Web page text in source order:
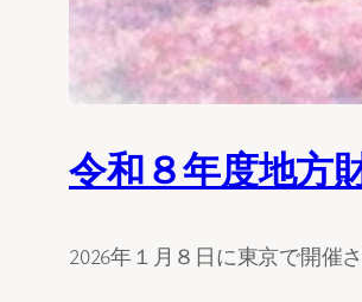
令和８年度地方
2026年１月８日に東京で開催